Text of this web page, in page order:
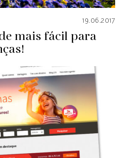
19.06.2017
mais fácil para